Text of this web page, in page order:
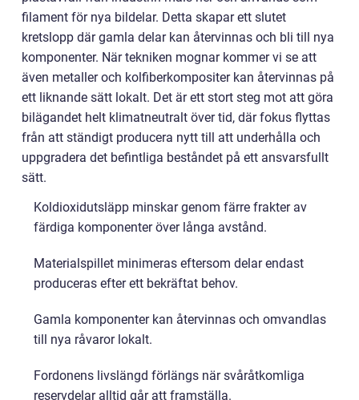
filament för nya bildelar. Detta skapar ett slutet
kretslopp där gamla delar kan återvinnas och bli till nya
komponenter. När tekniken mognar kommer vi se att
även metaller och kolfiberkompositer kan återvinnas på
ett liknande sätt lokalt. Det är ett stort steg mot att göra
bilägandet helt klimatneutralt över tid, där fokus flyttas
från att ständigt producera nytt till att underhålla och
uppgradera det befintliga beståndet på ett ansvarsfullt
sätt.
Koldioxidutsläpp minskar genom färre frakter av
färdiga komponenter över långa avstånd.
Materialspillet minimeras eftersom delar endast
produceras efter ett bekräftat behov.
Gamla komponenter kan återvinnas och omvandlas
till nya råvaror lokalt.
Fordonens livslängd förlängs när svåråtkomliga
reservdelar alltid går att framställa.